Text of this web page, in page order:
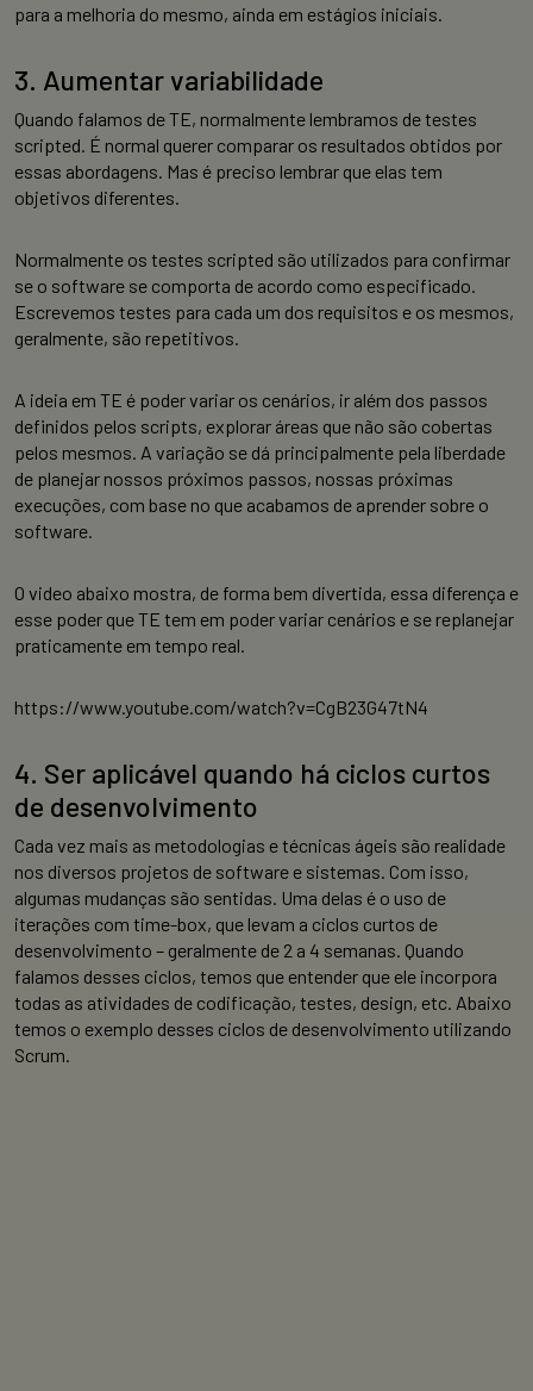
para a melhoria do mesmo, ainda em estágios iniciais.
3. Aumentar variabilidade
Quando falamos de TE, normalmente lembramos de testes
scripted. É normal querer comparar os resultados obtidos por
essas abordagens. Mas é preciso lembrar que elas tem
objetivos diferentes.
Normalmente os testes scripted são utilizados para confirmar
se o software se comporta de acordo como especificado.
Escrevemos testes para cada um dos requisitos e os mesmos,
geralmente, são repetitivos.
A ideia em TE é poder variar os cenários, ir além dos passos
definidos pelos scripts, explorar áreas que não são cobertas
pelos mesmos. A variação se dá principalmente pela liberdade
de planejar nossos próximos passos, nossas próximas
execuções, com base no que acabamos de aprender sobre o
software.
O video abaixo mostra, de forma bem divertida, essa diferença e
esse poder que TE tem em poder variar cenários e se replanejar
praticamente em tempo real.
https://www.youtube.com/watch?v=CgB23G47tN4
4. Ser aplicável quando há ciclos curtos
de desenvolvimento
Cada vez mais as metodologias e técnicas ágeis são realidade
nos diversos projetos de software e sistemas. Com isso,
algumas mudanças são sentidas. Uma delas é o uso de
iterações com time-box, que levam a ciclos curtos de
desenvolvimento – geralmente de 2 a 4 semanas. Quando
falamos desses ciclos, temos que entender que ele incorpora
todas as atividades de codificação, testes, design, etc. Abaixo
temos o exemplo desses ciclos de desenvolvimento utilizando
Scrum.